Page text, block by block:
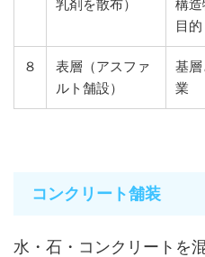
乳剤を散布）
構
目的
８
表層（アスファ
ルト舗設）
基
業
コンクリート舗装
水・石・コンクリートを